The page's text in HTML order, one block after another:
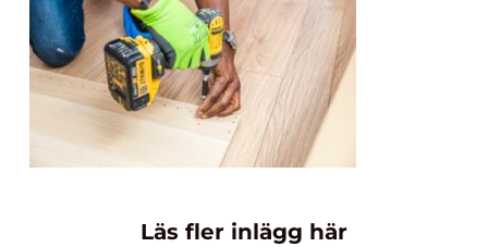
Läs fler inlägg här